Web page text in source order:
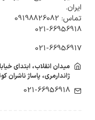
ایران.
تماس: 09198826082
021-66956918
021-66956917
میدان انقلاب، ابتدای
ژاندارمری، پاساژ ناشران
021-66956918